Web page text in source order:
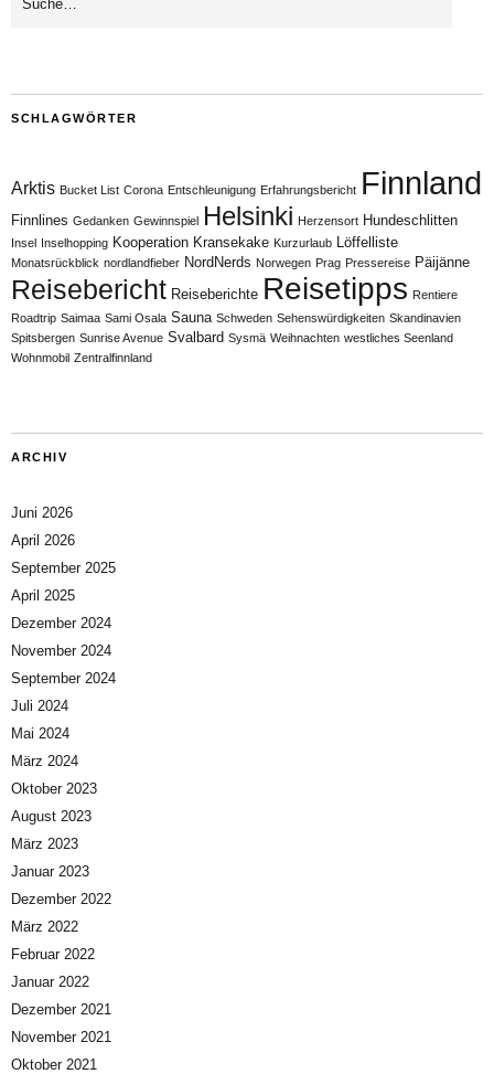
SCHLAGWÖRTER
Arktis Bucket List Corona Entschleunigung Erfahrungsbericht Finnland
Finnlines Gedanken Gewinnspiel Helsinki Herzensort Hundeschlitten
Insel Inselhopping Kooperation Kransekake Kurzurlaub Löffelliste
Monatsrückblick nordlandfieber NordNerds Norwegen Prag Pressereise Päijänne
Reisebericht Reiseberichte Reisetipps Rentiere
Roadtrip Saimaa Sami Osala Sauna Schweden Sehenswürdigkeiten Skandinavien
Spitsbergen Sunrise Avenue Svalbard Sysmä Weihnachten westliches Seenland
Wohnmobil Zentralfinnland
ARCHIV
Juni 2026
April 2026
September 2025
April 2025
Dezember 2024
November 2024
September 2024
Juli 2024
Mai 2024
März 2024
Oktober 2023
August 2023
März 2023
Januar 2023
Dezember 2022
März 2022
Februar 2022
Januar 2022
Dezember 2021
November 2021
Oktober 2021